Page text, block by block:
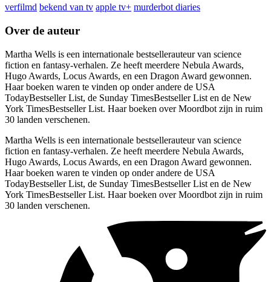
verfilmd bekend van tv apple tv+ murderbot diaries
Over de auteur
Martha Wells is een internationale bestsellerauteur van science
fiction en fantasy-verhalen. Ze heeft meerdere Nebula Awards,
Hugo Awards, Locus Awards, en een Dragon Award gewonnen.
Haar boeken waren te vinden op onder andere de USA
TodayBestseller List, de Sunday TimesBestseller List en de New
York TimesBestseller List. Haar boeken over Moordbot zijn in ruim
30 landen verschenen.
Martha Wells is een internationale bestsellerauteur van science
fiction en fantasy-verhalen. Ze heeft meerdere Nebula Awards,
Hugo Awards, Locus Awards, en een Dragon Award gewonnen.
Haar boeken waren te vinden op onder andere de USA
TodayBestseller List, de Sunday TimesBestseller List en de New
York TimesBestseller List. Haar boeken over Moordbot zijn in ruim
30 landen verschenen.